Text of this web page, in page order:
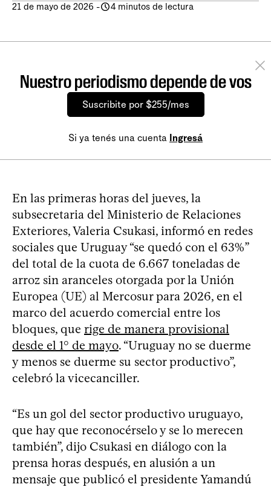
21 de mayo de 2026 - 4 minutos de lectura
Nuestro periodismo depende de vos
Suscribite por $255/mes
Si ya tenés una cuenta Ingresá
En las primeras horas del jueves, la
subsecretaria del Ministerio de Relaciones
Exteriores, Valeria Csukasi, informó en redes
sociales que Uruguay “se quedó con el 63%”
del total de la cuota de 6.667 toneladas de
arroz sin aranceles otorgada por la Unión
Europea (UE) al Mercosur para 2026, en el
marco del acuerdo comercial entre los
bloques, que rige de manera provisional
desde el 1° de mayo. “Uruguay no se duerme
y menos se duerme su sector productivo”,
celebró la vicecanciller.
“Es un gol del sector productivo uruguayo,
que hay que reconocérselo y se lo merecen
también”, dijo Csukasi en diálogo con la
prensa horas después, en alusión a un
mensaje que publicó el presidente Yamandú